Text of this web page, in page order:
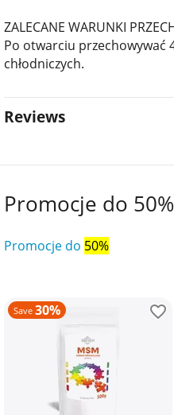
ZALECANE WARUNKI
Po otwarciu przechowywać
chłodniczych.
Reviews
Promocje do 50%
Promocje do 50%
Save 30%